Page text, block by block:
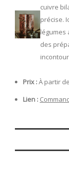
cuivre
précise.
légumes
des
Prix :À partir
Lien :